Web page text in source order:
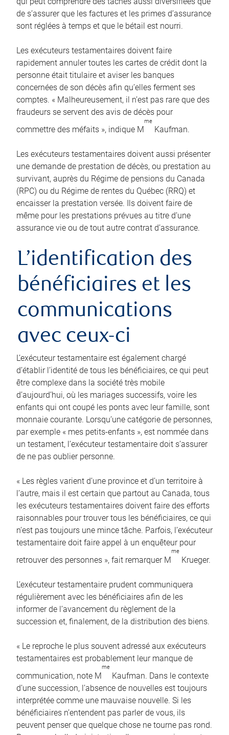
de s’assurer que les factures et les primes d’assurance
sont réglées à temps et que le bétail est nourri.
Les exécuteurs testamentaires doivent faire
rapidement annuler toutes les cartes de crédit dont la
personne était titulaire et aviser les banques
concernées de son décès afin qu’elles ferment ses
comptes. « Malheureusement, il n’est pas rare que des
fraudeurs se servent des avis de décès pour
commettre des méfaits », indique M
me
Kaufman.
Les exécuteurs testamentaires doivent aussi présenter
une demande de prestation de décès, ou prestation au
survivant, auprès du Régime de pensions du Canada
(RPC) ou du Régime de rentes du Québec (RRQ) et
encaisser la prestation versée. Ils doivent faire de
même pour les prestations prévues au titre d’une
assurance vie ou de tout autre contrat d’assurance.
L’identification des
bénéficiaires et les
communications
avec ceux-ci
L’exécuteur testamentaire est également chargé
d’établir l’identité de tous les bénéficiaires, ce qui peut
être complexe dans la société très mobile
d’aujourd’hui, où les mariages successifs, voire les
enfants qui ont coupé les ponts avec leur famille, sont
monnaie courante. Lorsqu’une catégorie de personnes,
par exemple « mes petits-enfants », est nommée dans
un testament, l’exécuteur testamentaire doit s’assurer
de ne pas oublier personne.
« Les règles varient d’une province et d’un territoire à
l’autre, mais il est certain que partout au Canada, tous
les exécuteurs testamentaires doivent faire des efforts
raisonnables pour trouver tous les bénéficiaires, ce qui
n’est pas toujours une mince tâche. Parfois, l’exécuteur
testamentaire doit faire appel à un enquêteur pour
retrouver des personnes », fait remarquer M
me
Krueger.
L’exécuteur testamentaire prudent communiquera
régulièrement avec les bénéficiaires afin de les
informer de l’avancement du règlement de la
succession et, finalement, de la distribution des biens.
« Le reproche le plus souvent adressé aux exécuteurs
testamentaires est probablement leur manque de
communication, note M
me
Kaufman. Dans le contexte
d’une succession, l’absence de nouvelles est toujours
interprétée comme une mauvaise nouvelle. Si les
bénéficiaires n’entendent pas parler de vous, ils
peuvent penser que quelque chose ne tourne pas rond.